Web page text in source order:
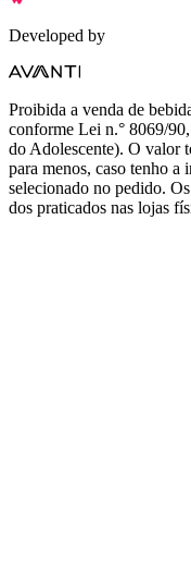
Developed by
Proibida a venda de
conforme Lei n.° 8069/
do Adolescente). O valor
para menos, caso tenho
selecionado no pedido.
dos praticados nas lojas